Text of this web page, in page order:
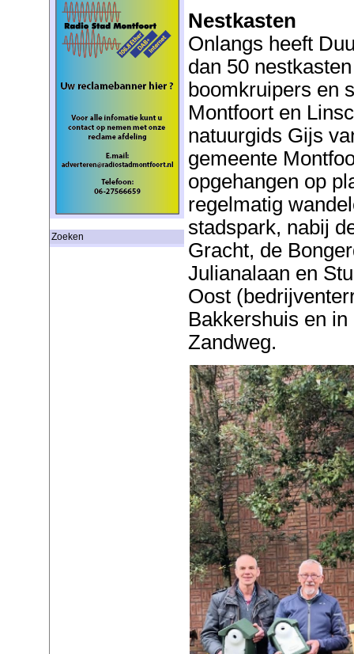
Zoeken
Nestkasten
Onlangs heeft
dan 50
boomkruipers en
Montfoort en
natuurgids Gijs
gemeente
opgehangen op
regelmatig
stadspark, nabij
Gracht, de
Julianalaan en
Oost
Bakkershuis en
Zandweg.